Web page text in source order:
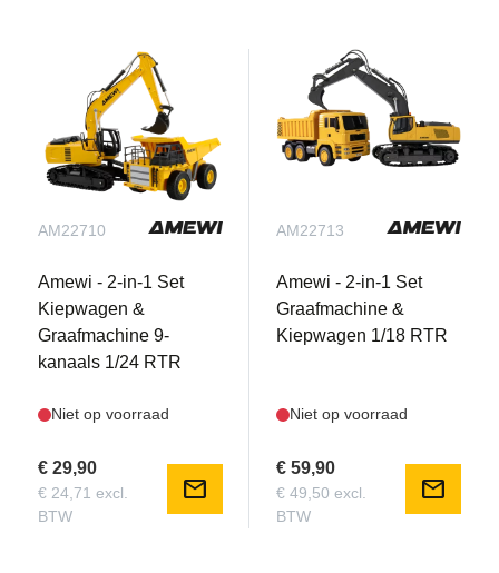
AM22710
Amewi - 2-in-1 Set
Kiepwagen &
Graafmachine 9-
kanaals 1/24 RTR
Niet op voorraad
€ 29,90
€ 24,71 excl.
BTW
mail
AM22713
Amewi - 2-in-1 Set
Graafmachine &
Kiepwagen 1/18 RTR
Niet op voorraad
€ 59,90
€ 49,50 excl.
BTW
mail